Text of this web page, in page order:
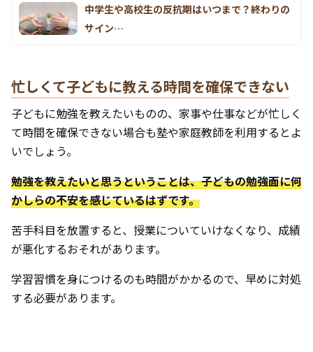
中学生や高校生の反抗期はいつまで？終わりの
サイン…
忙しくて子どもに教える時間を確保できない
子どもに勉強を教えたいものの、家事や仕事などが忙しく
て時間を確保できない場合も塾や家庭教師を利用するとよ
いでしょう。
勉強を教えたいと思うということは、子どもの勉強面に何
かしらの不安を感じているはずです。
苦手科目を放置すると、授業についていけなくなり、成績
が悪化するおそれがあります。
学習習慣を身につけるのも時間がかかるので、早めに対処
する必要があります。